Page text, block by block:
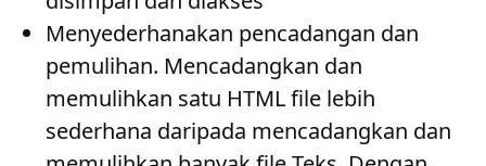
Menyederhanakan pencadangan dan
pemulihan. Mencadangkan dan
memulihkan satu HTML file lebih
sederhana daripada mencadangkan dan